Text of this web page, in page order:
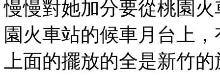
慢慢對她加分要從桃園
園火車站的候車月台上
上面的擺放的全是新竹